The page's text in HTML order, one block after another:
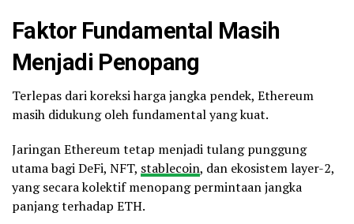
Faktor Fundamental Masih
Menjadi Penopang
Terlepas dari koreksi harga jangka pendek, Ethereum
masih didukung oleh fundamental yang kuat.
Jaringan Ethereum tetap menjadi tulang punggung
utama bagi DeFi, NFT, stablecoin, dan ekosistem layer-2,
yang secara kolektif menopang permintaan jangka
panjang terhadap ETH.